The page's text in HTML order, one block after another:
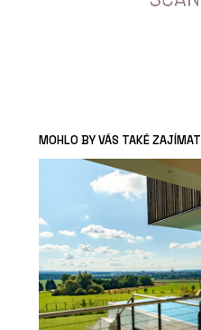
MOHLO BY VÁS TAKÉ ZAJÍMAT